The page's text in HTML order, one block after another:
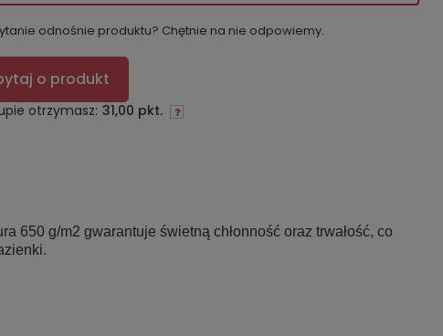
odnośnie produktu? Chętnie na nie odpowiemy.
o produkt
otrzymasz: 31,00 pkt.
650 g/m2 gwarantuje świetną chłonność oraz trwałość, co